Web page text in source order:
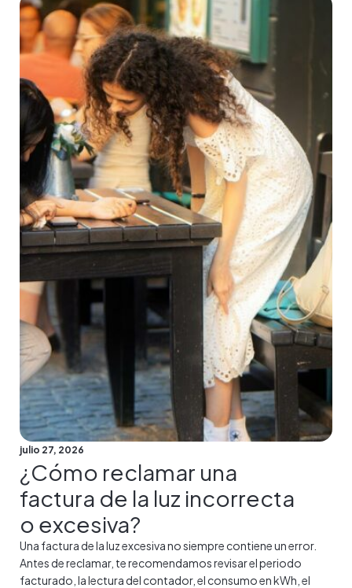
julio 27, 2026
¿Cómo reclamar una
factura de la luz incorrecta
o excesiva?
Una factura de la luz excesiva no siempre contiene un error.
Antes de reclamar, te recomendamos revisar el periodo
facturado, la lectura del contador, el consumo en kWh, el